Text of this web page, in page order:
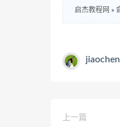
启杰教程网 »
上一篇